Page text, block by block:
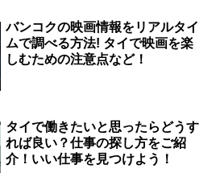
バンコクの映画情報をリアルタイ
ムで調べる方法! タイで映画を楽
しむための注意点など！
タイで働きたいと思ったらどうす
れば良い？仕事の探し方をご紹
介！いい仕事を見つけよう！